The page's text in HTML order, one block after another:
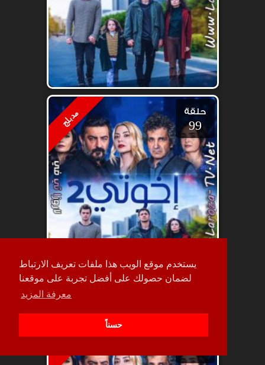
يستخدم موقع الويب هذا ملفات تعريف الارتباط
لضمان حصولك على أفضل تجربة على موقعنا
معرفة المزيد
حسناً
مدبلج حلقة
99
مدبلج حلقة